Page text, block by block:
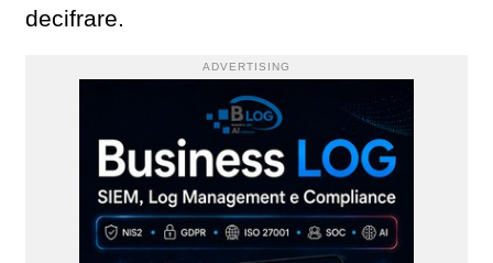
decifrare.
ADVERTISING